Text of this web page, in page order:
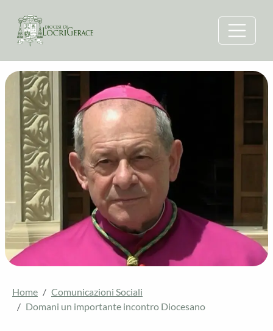
Home
Comunicazioni Sociali
Domani un importante incontro Diocesano